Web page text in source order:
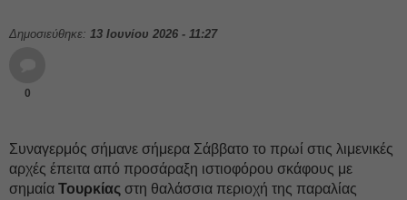
Δημοσιεύθηκε: 13 Ιουνίου 2026 - 11:27
0
Συναγερμός σήμανε σήμερα Σάββατο το πρωί στις λιμενικές
αρχές έπειτα από προσάραξη ιστιοφόρου σκάφους με
σημαία Τουρκίας στη θαλάσσια περιοχή της παραλίας